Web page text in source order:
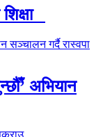
अभियान